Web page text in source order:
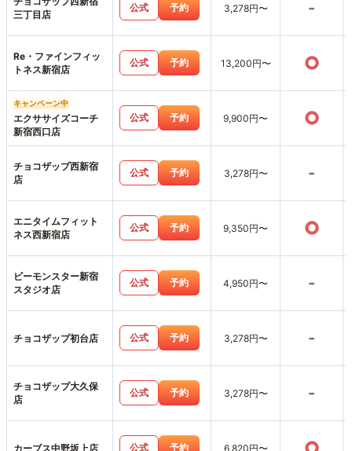
三丁目店
公式 予約 3,278円〜 -
Re・ファインフィッ
トネス新宿店
公式 予約 13,200円〜 ○
キャンペーン中
エクササイズコーチ
新宿西口店
公式 予約 9,900円〜 ○
チョコザップ西新宿
店
公式 予約 3,278円〜 -
エニタイムフィット
ネス西新宿店
公式 予約 9,350円〜 ○
ビーモンスター新宿
スタジオ店
公式 予約 4,950円〜 -
チョコザップ初台店 公式 予約 3,278円〜 -
チョコザップ大久保
店
公式 予約 3,278円〜 -
カーブス中野坂上店 公式 予約 6,820円〜